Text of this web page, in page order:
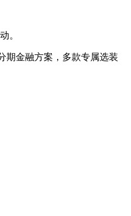
。
期金融方案，多款专属选装